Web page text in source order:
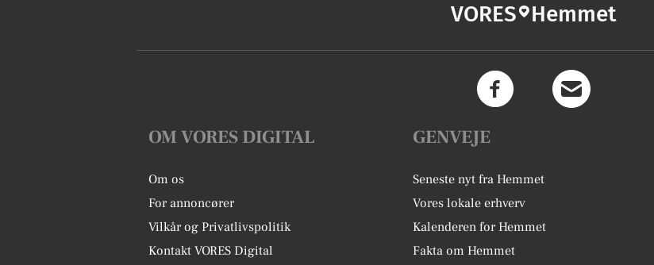
VORES Hemmet
OM VORES DIGITAL
Om os
For annoncører
Vilkår og Privatlivspolitik
Kontakt VORES Digital
GENVEJE
Seneste nyt fra Hemmet
Vores lokale erhverv
Kalenderen for Hemmet
Fakta om Hemmet